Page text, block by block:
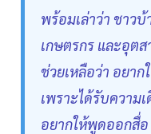
พร้อมเล่าว่า ชาว
เกษตรกร และอุต
ช่วยเหลือว่า อยา
เพราะได้รับความ
อยากให้พูดออกสื่อ